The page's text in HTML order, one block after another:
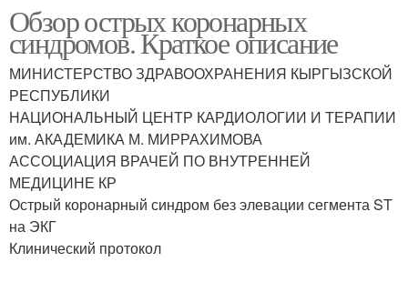
Обзор острых коронарных
синдромов. Краткое описание
МИНИСТЕРСТВО ЗДРАВООХРАНЕНИЯ КЫРГЫЗСКОЙ
РЕСПУБЛИКИ
НАЦИОНАЛЬНЫЙ ЦЕНТР КАРДИОЛОГИИ И ТЕРАПИИ
им. АКАДЕМИКА М. МИРРАХИМОВА
АССОЦИАЦИЯ ВРАЧЕЙ ПО ВНУТРЕННЕЙ
МЕДИЦИНЕ КР
Острый коронарный синдром без элевации сегмента ST
на ЭКГ
Клинический протокол